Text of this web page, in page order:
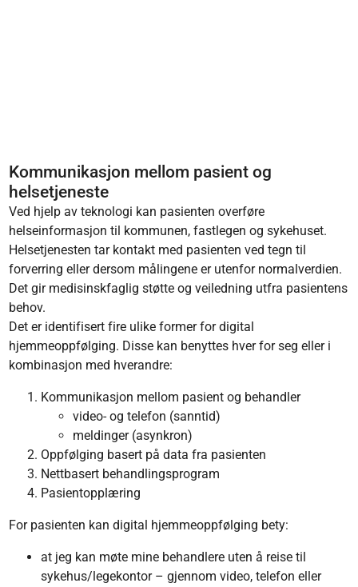
Kommunikasjon mellom pasient og
helsetjeneste
Ved hjelp av teknologi kan pasienten overføre
helseinformasjon til kommunen, fastlegen og sykehuset.
Helsetjenesten tar kontakt med pasienten ved tegn til
forverring eller dersom målingene er utenfor normalverdien.
Det gir medisinskfaglig støtte og veiledning utfra pasientens
behov.
Det er identifisert fire ulike former for digital
hjemmeoppfølging. Disse kan benyttes hver for seg eller i
kombinasjon med hverandre:
Kommunikasjon mellom pasient og behandler
video- og telefon (sanntid)
meldinger (asynkron)
Oppfølging basert på data fra pasienten
Nettbasert behandlingsprogram
Pasientopplæring
For pasienten kan digital hjemmeoppfølging bety:
at jeg kan møte mine behandlere uten å reise til
sykehus/legekontor – gjennom video, telefon eller